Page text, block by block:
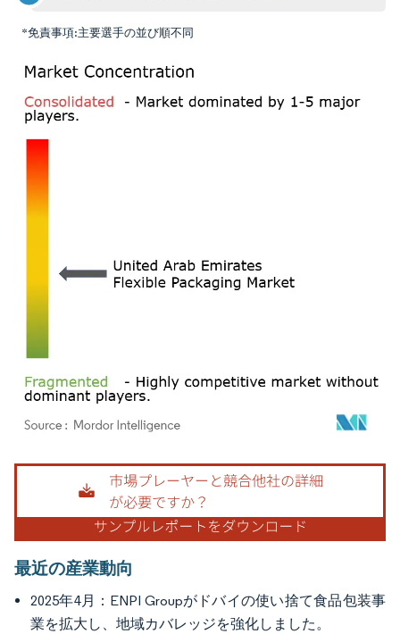
*免責事項:主要選手の並び順不同
画像 © Mordor Intelligence。再利用にはCC BY 4.0の表示が必要です。
最近の産業動向
2025年4月：ENPI Groupがドバイの使い捨て食品包装事
業を拡大し、地域カバレッジを強化しました。